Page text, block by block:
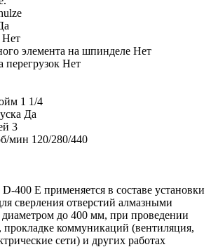
Нет
элемента на шпинделе Нет
перегрузок Нет
1 1/4
Да
3
мин 120/280/440
400 E применяется в составе установки
сверления отверстий алмазными
до 400 мм, при проведении
прокладке коммуникаций (вентиляция,
сети) и других работах